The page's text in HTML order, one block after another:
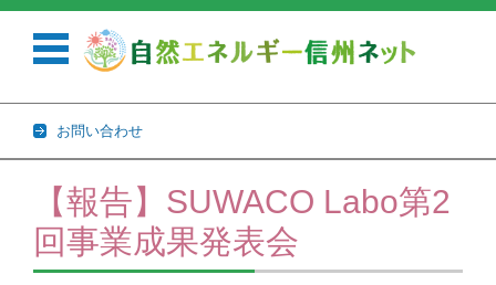
お問い合わせ
コンテンツに移動
【報告】SUWACO Labo第2
回事業成果発表会